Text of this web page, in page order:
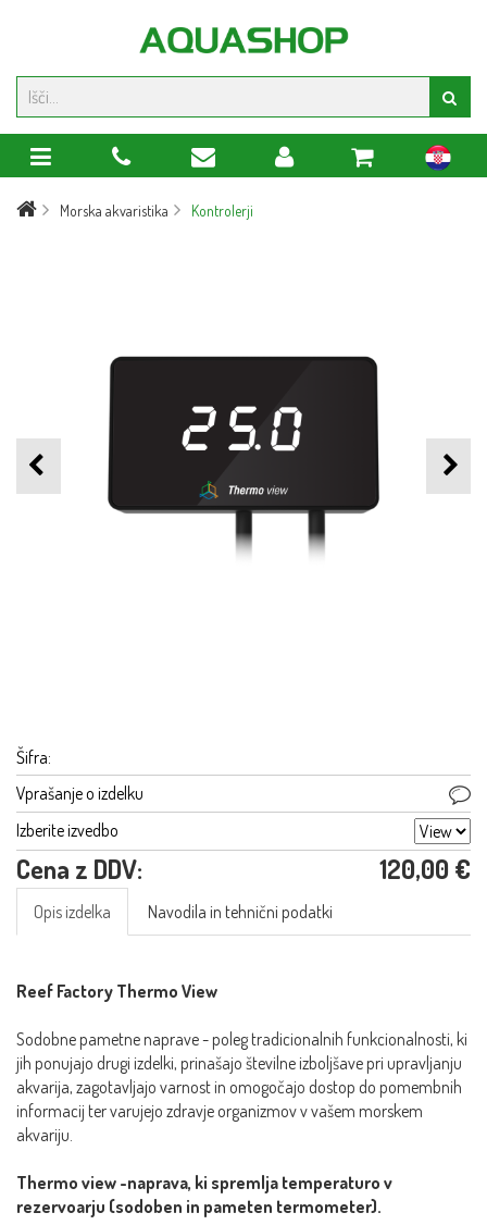
hr
Morska akvaristika Kontrolerji
Šifra:
Vprašanje o izdelku
Izberite izvedbo
Cena z DDV: 120,00 €
Opis izdelka Navodila in tehnični podatki
Reef Factory Thermo View
Sodobne pametne naprave - poleg tradicionalnih funkcionalnosti, ki
jih ponujajo drugi izdelki, prinašajo številne izboljšave pri upravljanju
akvarija, zagotavljajo varnost in omogočajo dostop do pomembnih
informacij ter varujejo zdravje organizmov v vašem morskem
akvariju.
Thermo view -naprava, ki spremlja temperaturo v
rezervoarju (sodoben in pameten termometer).